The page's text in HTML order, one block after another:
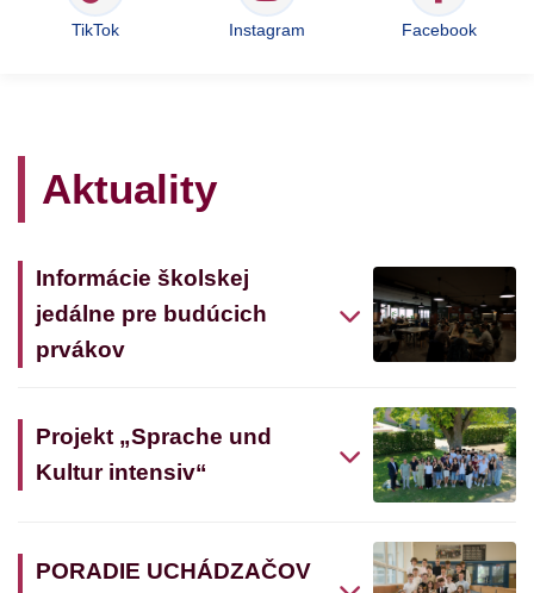
TikTok Instagram Facebook
Aktuality
Informácie školskej
jedálne pre budúcich
prvákov
Projekt „Sprache und
Kultur intensiv“
PORADIE UCHÁDZAČOV